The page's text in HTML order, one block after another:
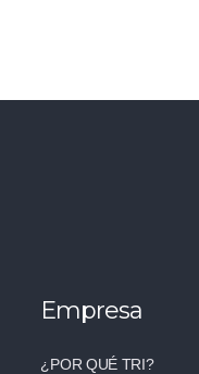
Empresa
¿POR QUÉ TRI?